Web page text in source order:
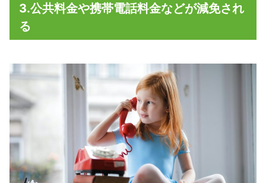
3.公共料金や携帯電話料金などが減免され
る